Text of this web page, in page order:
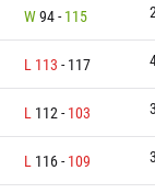
W94- 115
L 113 - 117
L 112 - 103
L 116- 109